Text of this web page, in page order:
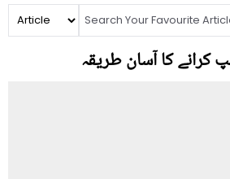
کرانے کا آسان طریقہ